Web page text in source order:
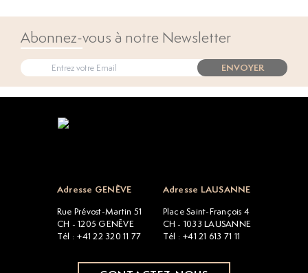
Abonnez-vous à notre Newsletter
ENVOYER
Adresse GENÈVE
Rue Prévost-Martin 51
CH - 1205 GENÈVE
Tél : +41 22 320 11 77
Adresse LAUSANNE
Place Saint-François 4
CH - 1033 LAUSANNE
Tél : +41 21 613 71 11